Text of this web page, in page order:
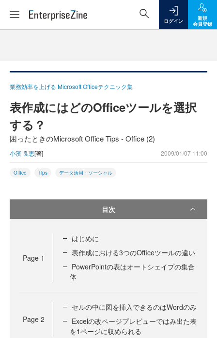
ログイン
新規
会員登録
業務効率を上げる Microsoft Officeテクニック集
表作成にはどのOfficeツールを選択
する？
困ったときのMicrosoft Office Tips - Office (2)
小濱 良恵[著] 2009/01/07 11:00
Office Tips データ活用・ソーシャル
目次
Page 1
はじめに
表作成における3つのOfficeツールの違い
PowerPointの表はオートシェイプの集合
体
Page 2
セルの中に図を挿入できるのはWordのみ
Excelの改ページプレビューではみ出た表
を1ページに収められる